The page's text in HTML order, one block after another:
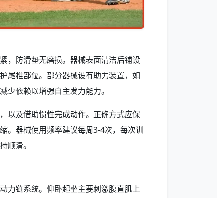
，防滑垫无磨损。器械表面清洁后铺设
尾椎部位。部分器械设有助力装置，如
少依赖以增强自主发力能力。
以及借助惯性完成动作。正确方式应保
。器械使用频率建议每周3-4次，每次训
顺滑。
力链系统。仰卧起坐主要刺激腹直肌上